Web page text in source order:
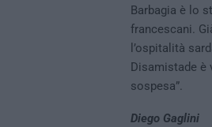
Barbagia è lo
francescani.
l’ospitalità
Disamistade è
sospesa”.
Diego Gaglini